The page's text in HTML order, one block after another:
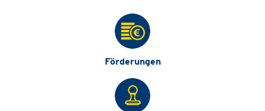
Förderungen